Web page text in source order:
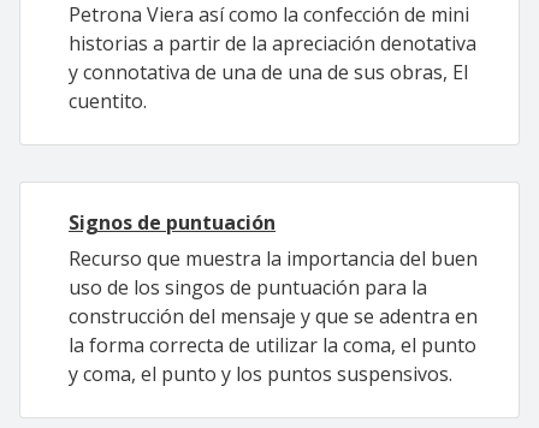
Petrona Viera así como la confección de mini
historias a partir de la apreciación denotativa
y connotativa de una de una de sus obras, El
cuentito.
Signos de puntuación
Recurso que muestra la importancia del buen
uso de los singos de puntuación para la
construcción del mensaje y que se adentra en
la forma correcta de utilizar la coma, el punto
y coma, el punto y los puntos suspensivos.